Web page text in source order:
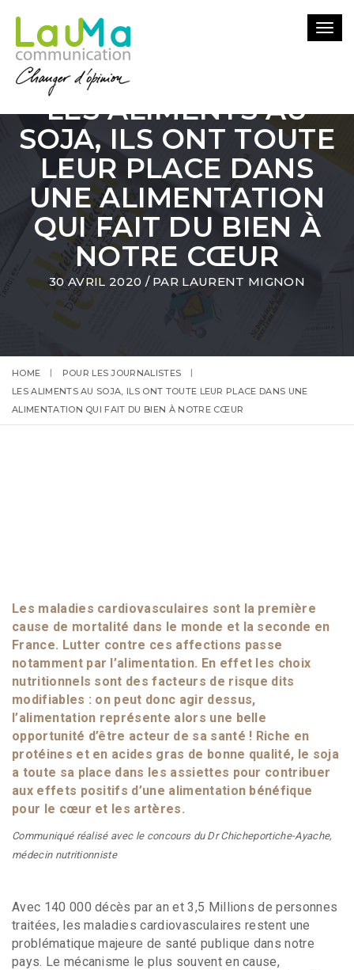
LES ALIMENTS AU
SOJA, ILS ONT TOUTE
LEUR PLACE DANS
UNE ALIMENTATION
QUI FAIT DU BIEN À
NOTRE CŒUR
30 AVRIL 2020 / PAR LAURENT MIGNON
HOME
POUR LES JOURNALISTES
LES ALIMENTS AU SOJA, ILS ONT TOUTE LEUR PLACE DANS UNE
ALIMENTATION QUI FAIT DU BIEN À NOTRE CŒUR
Les maladies cardiovasculaires sont la première
cause de mortalité dans le monde et la seconde en
France. Lutter contre ces affections passe
notamment par l’alimentation. En effet les choix
nutritionnels sont des facteurs de risque dits
modifiables : on peut donc agir dessus,
l’alimentation représente alors une belle
opportunité d’être acteur de sa santé ! Riche en
protéines et en acides gras de bonne qualité, le soja
a toute sa place dans les assiettes pour contribuer
aux effets positifs d’une alimentation bénéfique
pour le cœur et les artères.
Communiqué réalisé avec le concours du Dr Chicheportiche-Ayache,
médecin nutritionniste
Avec 140 000 décès par an et 3,5 Millions de personnes
traitées, les maladies cardiovasculaires restent une
problématique majeure de santé publique dans notre
pays. Le mécanisme le plus souvent en cause,